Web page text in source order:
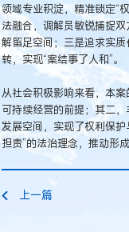
领域专业积淀，精准锁定“
法融合，调解员敏锐捕捉
解留足空间；三是追求实
转，实现“案结事了人和”。
从社会积极影响来看，本
可持续经营的前提；其二
发展空间，实现了权利保
担责”的法治理念，推动形
上一篇